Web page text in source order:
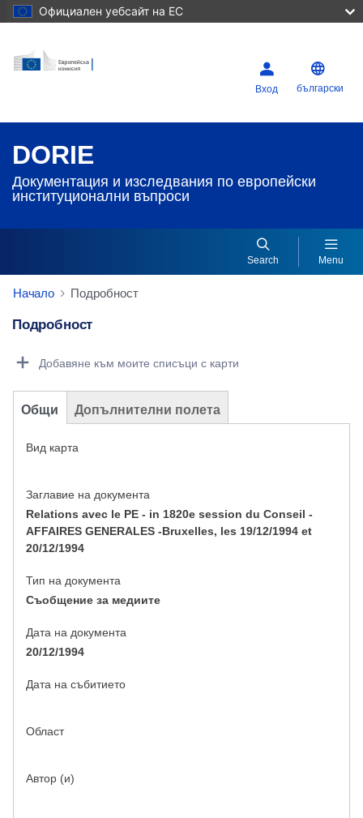
Официален уебсайт на ЕС
Вход български
DORIE
Документация и изследвания по европейски
институционални въпроси
Search Menu
Начало Подробност
Подробност
Добавяне към моите списъци с карти
Общи Допълнителни полета
Вид карта
Заглавие на документа
Relations avec le PE - in 1820e session du Conseil -
AFFAIRES GENERALES -Bruxelles, les 19/12/1994 et
20/12/1994
Тип на документа
Съобщение за медиите
Дата на документа
20/12/1994
Дата на събитието
Област
Автор (и)